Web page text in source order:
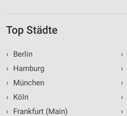
Top Städte
›
Berlin
›
Hamburg
›
München
›
Köln
›
Frankfurt (Main)
›
›
›
›
›